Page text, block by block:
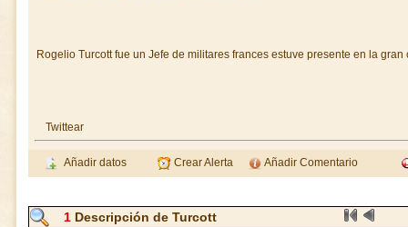
Rogelio Turcott fue un Jefe de militares frances estuve presente en la
Twittear
Añadir datos Crear Alerta Añadir Comentario
1 Descripción de Turcott